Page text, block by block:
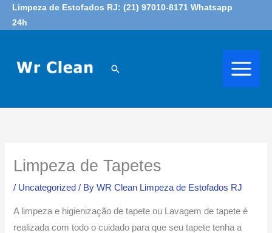
SkipLimpeza de Estofados RJ: (21) 97010-8171 Whatsapp
24h
Search
Limpeza de Tapetes
/ Uncategorized / ByWR Clean Limpeza de Estofados RJ
A limpeza e higienização de tapete ou Lavagem de tapete é
realizada com todo o cuidado para que seu tapete tenha a